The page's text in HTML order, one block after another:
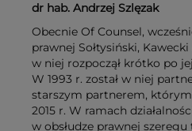
dr hab. Andrzej Szlęzak
Obecnie Of Counsel,
prawnej Sołtysiński, Kawecki
w niej rozpoczął krótko po
W 1993 r. został w niej
starszym partnerem, którym
2015 r. W ramach
w obsłudze prawnej szeregu